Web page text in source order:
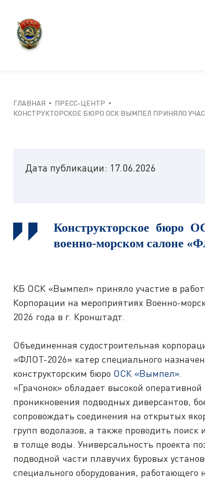
ГЛАВНАЯ
ПРЕСС-ЦЕНТР
КОНСТРУКТОРСКОЕ БЮРО ОСК ВЫМПЕЛ ПРИНЯЛО
Дата публикации: 17.06.2026
Конструкторское бюро
военно-морском салоне
КБ ОСК «Вымпел» приняло участие в
Корпорации на мероприятиях Военно-
2026 года в г. Кронштадт.
Объединенная судостроительная
«ФЛОТ-2026» катер специального
конструкторским бюро ОСК «Вымпел».
«Грачонок» обладает высокой
проникновения подводных диверсантов,
сопровождать соединения на открытых
групп водолазов, а также проводить
в толще воды. Универсальность проекта
подводной части плавучих буровых
специального оборудования, работающего